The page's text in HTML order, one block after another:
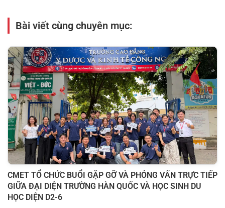
Bài viết cùng chuyên mục:
CMET TỔ CHỨC BUỔI GẶP GỠ VÀ PHỎNG VẤN TRỰC TIẾP
GIỮA ĐẠI DIỆN TRƯỜNG HÀN QUỐC VÀ HỌC SINH DU
HỌC DIỆN D2-6